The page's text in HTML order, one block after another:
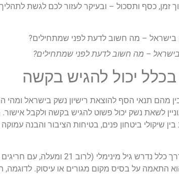
זמן, כסף ותסכול – ובעיקר לעזור לכם לגשת
בישראל – מה חשוב לדעת לפני שמתחילים?
בכלל יכול להגיש בקשה
מהם תנאי הסף להוצאת רישיון נשק בישראל
לשאת נשק יכול פשוט להגיש בקשה ולקבל אישור.
שיקולי ביטחון פנים, בטיחות הציבור והבנה עמוקה
תנאי הסף להוצאת רישיון נשק בישראל מתחילים בגיל
התאמה על בסיס מקום מגורים או עיסוק. לדוגמה,